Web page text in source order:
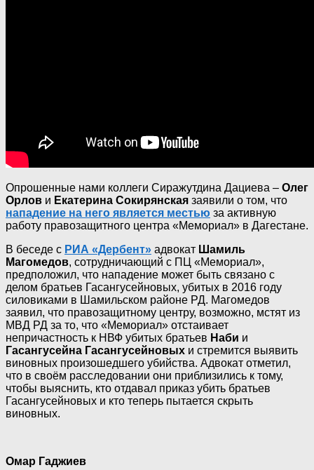
Опрошенные нами коллеги Сиражутдина Дациева – Олег
Орлов и Екатерина Сокирянская заявили о том, что
нападение на него является местью за активную
работу правозащитного центра «Мемориал» в Дагестане.
В беседе с РИА «Дербент» адвокат Шамиль
Магомедов, сотрудничающий с ПЦ «Мемориал»,
предположил, что нападение может быть связано с
делом братьев Гасангусейновых, убитых в 2016 году
силовиками в Шамильском районе РД. Магомедов
заявил, что правозащитному центру, возможно, мстят из
МВД РД за то, что «Мемориал» отстаивает
непричастность к НВФ убитых братьев Наби и
Гасангусейна Гасангусейновых и стремится выявить
виновных произошедшего убийства. Адвокат отметил,
что в своём расследовании они приблизились к тому,
чтобы выяснить, кто отдавал приказ убить братьев
Гасангусейновых и кто теперь пытается скрыть
виновных.
Омар Гаджиев